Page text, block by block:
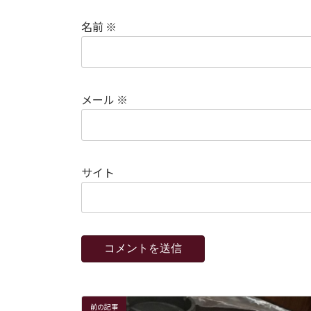
名前 ※
メール ※
サイト
前の記事